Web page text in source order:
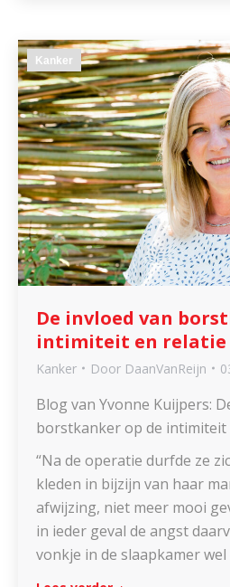
Kanker
De invloed van
intimiteit en relatie
Kanker Door DaanVanReijn
Blog van Yvonne Kuijpers:
borstkanker op de intimiteit
“Na de operatie durfde ze
kleden in bijzijn van haar
afwijzing, niet meer mooi
in ieder geval de angst
vonkje in de slaapkamer wel